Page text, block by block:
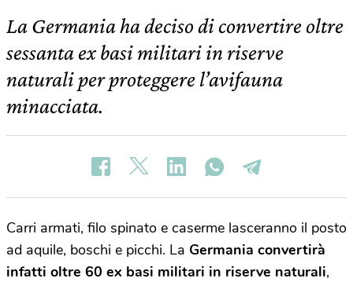
La Germania ha deciso di convertire oltre
sessanta ex basi militari in riserve
naturali per proteggere l’avifauna
minacciata.
Carri armati, filo spinato e caserme lasceranno il posto
ad aquile, boschi e picchi. La Germania convertirà
infatti oltre 60 ex basi militari in riserve naturali,